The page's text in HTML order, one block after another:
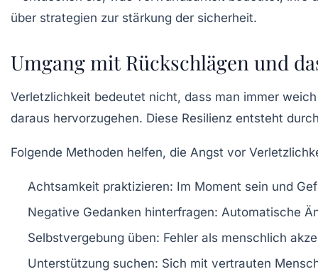
Umgang mit Rückschlägen und
Verletzlichkeit bedeutet nicht, dass man immer
daraus hervorzugehen. Diese Resilienz entsteht
Folgende Methoden helfen, die Angst vor
Achtsamkeit praktizieren: Im Moment sein und
Negative Gedanken hinterfragen: Automatische
Selbstvergebung üben: Fehler als menschlich
Unterstützung suchen: Sich mit vertrauten